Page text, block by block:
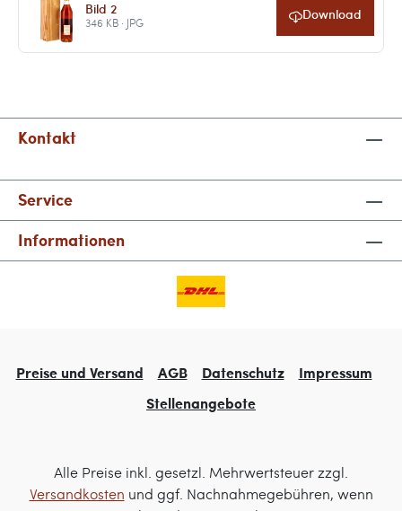
Bild 2
346 KB · JPG Download
Kontakt
Service
Informationen
Preise und Versand AGB Datenschutz
Impressum
Stellenangebote
Alle Preise inkl. gesetzl. Mehrwertsteuer zzgl.
Versandkosten und ggf. Nachnahmegebühren, wenn